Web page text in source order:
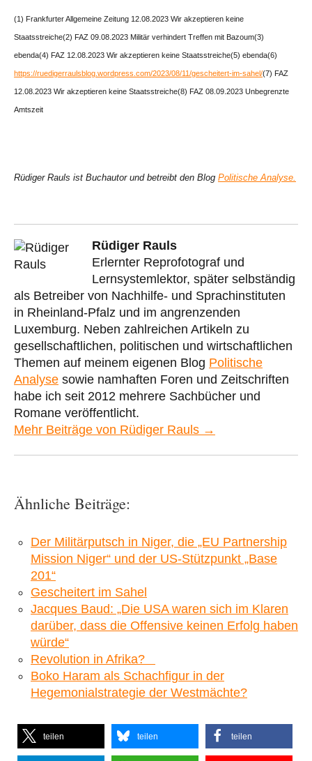
(1) Frankfurter Allgemeine Zeitung 12.08.2023 Wir akzeptieren keine
Staatsstreiche(2) FAZ 09.08.2023 Militär verhindert Treffen mit Bazoum(3)
ebenda(4) FAZ 12.08.2023 Wir akzeptieren keine Staatsstreiche(5) ebenda(6)
https://ruedigerraulsblog.wordpress.com/2023/08/11/gescheitert-im-sahel/(7) FAZ
12.08.2023 Wir akzeptieren keine Staatsstreiche(8) FAZ 08.09.2023 Unbegrenzte
Amtszeit
Rüdiger Rauls ist Buchautor und betreibt den Blog Politische Analyse.
Rüdiger Rauls
Erlernter Reprofotograf und
Lernsystemlektor, später selbständig
als Betreiber von Nachhilfe- und Sprachinstituten
in Rheinland-Pfalz und im angrenzenden
Luxemburg. Neben zahlreichen Artikeln zu
gesellschaftlichen, politischen und wirtschaftlichen
Themen auf meinem eigenen Blog Politische
Analyse sowie namhaften Foren und Zeitschriften
habe ich seit 2012 mehrere Sachbücher und
Romane veröffentlicht.
Mehr Beiträge von Rüdiger Rauls →
Ähnliche Beiträge:
Der Militärputsch in Niger, die „EU Partnership
Mission Niger“ und der US-Stützpunkt „Base
201“
Gescheitert im Sahel
Jacques Baud: „Die USA waren sich im Klaren
darüber, dass die Offensive keinen Erfolg haben
würde“
Revolution in Afrika?
Boko Haram als Schachfigur in der
Hegemonialstrategie der Westmächte?
teilen teilen teilen